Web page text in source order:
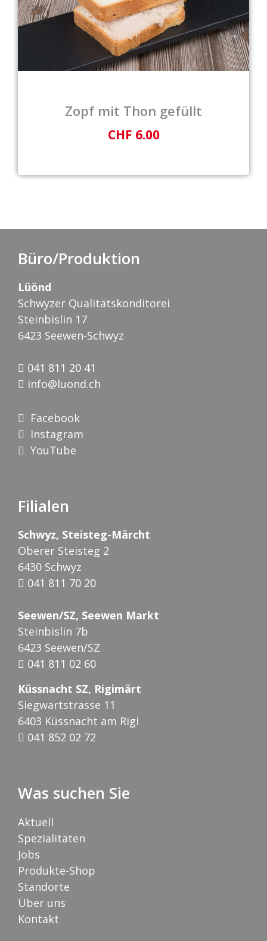
Zopf mit Thon gefüllt
CHF 6.00
Büro/Produktion
Lüönd
Schwyzer Qualitätskonditorei
Steinbislin 17
6423 Seewen-Schwyz
041 811 20 41
info@luond.ch
Facebook
Instagram
YouTube
Filialen
Schwyz, Steisteg-Märcht
Oberer Steisteg 2
6430 Schwyz
041 811 70 20
Seewen/SZ, Seewen Markt
Steinbislin 7b
6423 Seewen/SZ
041 811 02 60
Küssnacht SZ, Rigimärt
Siegwartstrasse 11
6403 Küssnacht am Rigi
041 852 02 72
Was suchen Sie
Aktuell
Spezialitäten
Jobs
Produkte-Shop
Standorte
Über uns
Kontakt